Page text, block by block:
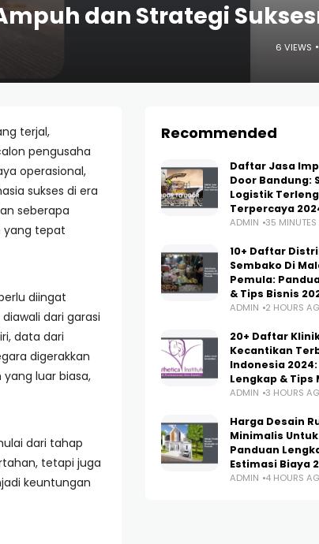
dan Strategi
6 VIEWS
terjal,
pengusaha
operasional,
sukses di era
seberapa
yang tepat
diingat
dari garasi
data dari
digerakkan
yang luar biasa,
dari tahap
tetapi juga
keuntungan
Recommended
Daftar Jasa
Door Bandung:
Logistik
Terpercaya
ADMIN 35
10+ Daftar
Sembako Di
Pemula:
& Tips Bisnis
ADMIN 2 HOURS
20+ Daftar
Kecantikan
Indonesia
Lengkap & Tips
ADMIN 3 HOURS
Harga Desain
Minimalis
Panduan
Estimasi Biaya
ADMIN 4 HOURS